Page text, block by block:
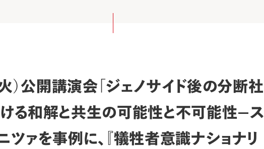
）公開講演会「ジェノサイド後の分断社
る和解と共生の可能性と不可能性—ス
ツァを事例に、『犠牲者意識ナショナリ